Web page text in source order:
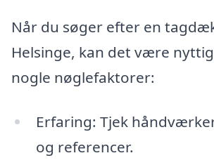
Når du søger efter en
Helsinge, kan det være
nogle nøglefaktorer:
Erfaring: Tjek
og referencer.